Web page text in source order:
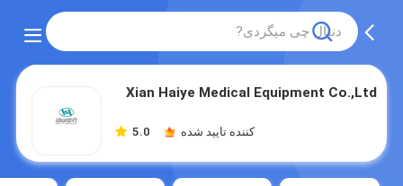
Xian Haiye Medical Equipment Co.,Ltd
5.0 کننده تایید شده